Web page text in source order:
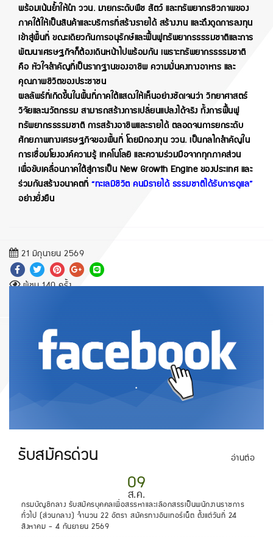
พร้อมเน้นย้ำให้นำ ววน. มายกระดับพืช สัตว์ และทรัพยากรชีวภาพของ
ภาคใต้ให้เป็นสินค้าและบริการที่สร้างรายได้ สร้างงาน และดึงดูดการลงทุน
เข้าสู่พื้นที่ ขณะเดียวกันการอนุรักษ์และฟื้นฟูทรัพยากรธรรมชาติและการ
พัฒนาเศรษฐกิจก็ต้องเดินหน้าไปพร้อมกัน เพราะทรัพยากรธรรมชาติ
คือ หัวใจสำคัญที่เป็นรากฐานของอาชีพ ความมั่นคงทางอาหาร และ
คุณภาพชีวิตของประชาชน
ผลลัพธ์ที่เกิดขึ้นในพื้นที่ภาคใต้แสดงให้เห็นอย่างชัดเจนว่า วิทยาศาสตร์
วิจัยและนวัตกรรม สามารถสร้างการเปลี่ยนแปลงได้จริง ทั้งการฟื้นฟู
ทรัพยากรธรรมชาติ การสร้างอาชีพและรายได้ ตลอดจนการยกระดับ
ศักยภาพทางเศรษฐกิจของพื้นที่ โดยมีกองทุน ววน. เป็นกลไกสำคัญใน
การเชื่อมโยงองค์ความรู้ เทคโนโลยี และความร่วมมือจากทุกภาคส่วน
เพื่อขับเคลื่อนภาคใต้สู่การเป็น New Growth Engine ของประเทศ และ
ร่วมกันสร้างอนาคตที่ “ทะเลมีชีวิต คนมีรายได้ ธรรมชาติได้รับการดูแล”
อย่างยั่งยืน
21 มิถุนายน 2569
ผู้ชม 140 ครั้ง
.
รับสมัครด่วน อ่านต่อ
09
ส.ค.
กรมบัญชีกลาง รับสมัครบุคคลเพื่อสรรหาและเลือกสรรเป็นพนักงานราชการ
ทั่วไป (ส่วนกลาง) จำนวน 22 อัตรา สมัครทางอินเทอร์เน็ต ตั้งแต่วันที่ 24
สิงหาคม - 4 กันยายน 2569